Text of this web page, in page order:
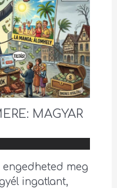
MAGYAR
engedheted meg
ingatlant,